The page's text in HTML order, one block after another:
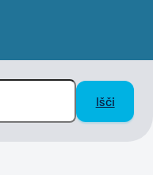
Išči